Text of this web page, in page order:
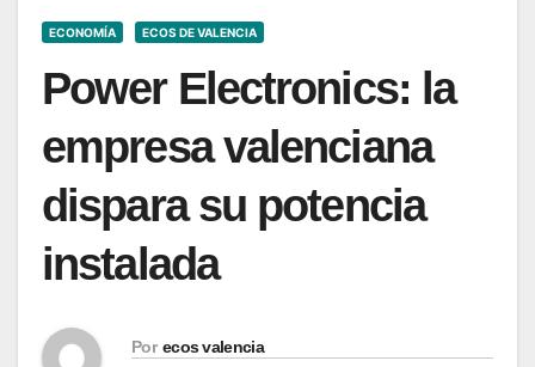
ECONOMÍA ECOS DE VALENCIA
Power Electronics: la
empresa valenciana
dispara su potencia
instalada
Por ecos valencia